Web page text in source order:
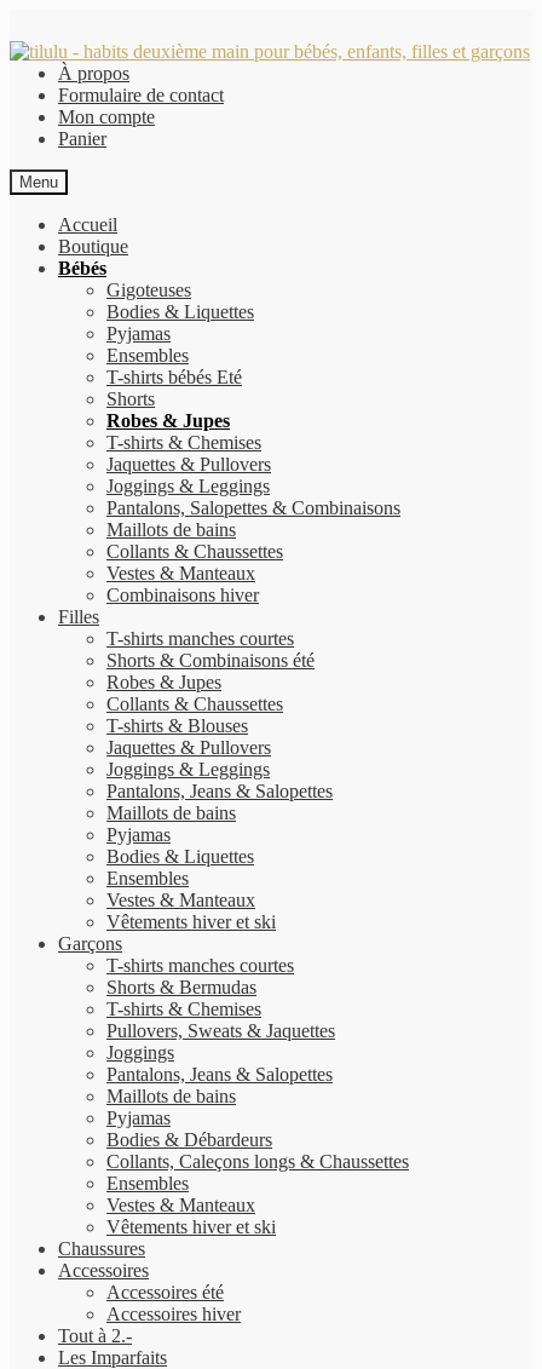
Aller
navigation
Aller
contenu
À propos
Formulaire de contact
Mon compte
Panier
Menu
Accueil
Boutique
Bébés
Gigoteuses
Bodies & Liquettes
Pyjamas
Ensembles
T-shirts bébés Eté
Shorts
Robes & Jupes
T-shirts & Chemises
Jaquettes & Pullovers
Joggings & Leggings
Pantalons, Salopettes & Combinaisons
Maillots de bains
Collants & Chaussettes
Vestes & Manteaux
Combinaisons hiver
Filles
T-shirts manches courtes
Shorts & Combinaisons été
Robes & Jupes
Collants & Chaussettes
T-shirts & Blouses
Jaquettes & Pullovers
Joggings & Leggings
Pantalons, Jeans & Salopettes
Maillots de bains
Pyjamas
Bodies & Liquettes
Ensembles
Vestes & Manteaux
Vêtements hiver et ski
Garçons
T-shirts manches courtes
Shorts & Bermudas
T-shirts & Chemises
Pullovers, Sweats & Jaquettes
Joggings
Pantalons, Jeans & Salopettes
Maillots de bains
Pyjamas
Bodies & Débardeurs
Collants, Caleçons longs & Chaussettes
Ensembles
Vestes & Manteaux
Vêtements hiver et ski
Chaussures
Accessoires
Accessoires été
Accessoires hiver
Tout à 2.-
Les Imparfaits